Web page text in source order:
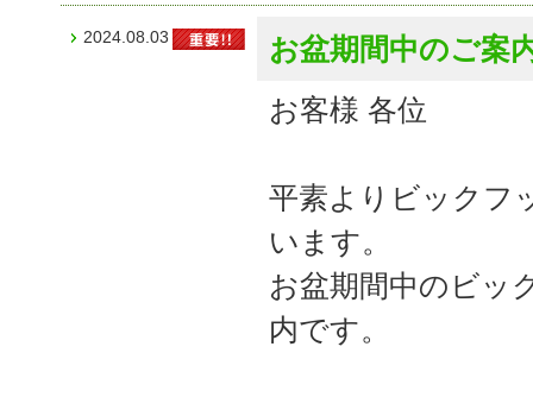
2024.08.03
お盆期間中のご案
お客様 各位
平素よりビックフ
います。
お盆期間中のビッ
内です。